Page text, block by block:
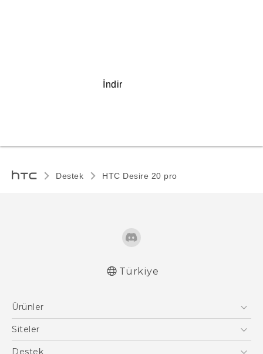
İndir
Destek ‎HTC Desire 20 pro‎
Türkiye
Ürünler
Akıllı Telefonlar
Siteler
HTC Dev
Destek